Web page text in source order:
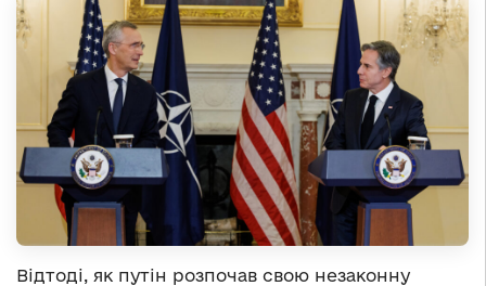
Відтоді, як путін розпочав свою незаконну